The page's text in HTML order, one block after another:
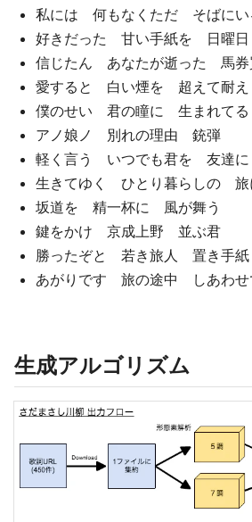
私には 何もなくただ そばにい
好きだった 甘い手紙を 日曜日
信じたん あなたが逝った 馬券
愛すると 白い煙を 超えて耐え
僕のせい 君の瞳に 生まれてる
アノ娘ノ 別れの理由 銃弾
軽く言う いつでも君を 友達に
生きてゆく ひとり暮らしの 旅
坂道を 精一杯に 風が舞う
鍵をかけ 京成上野 並ぶ君
勝ったぞと 若き旅人 置き手紙
あがりです 旅の途中 しあわせ
生成アルゴリズム